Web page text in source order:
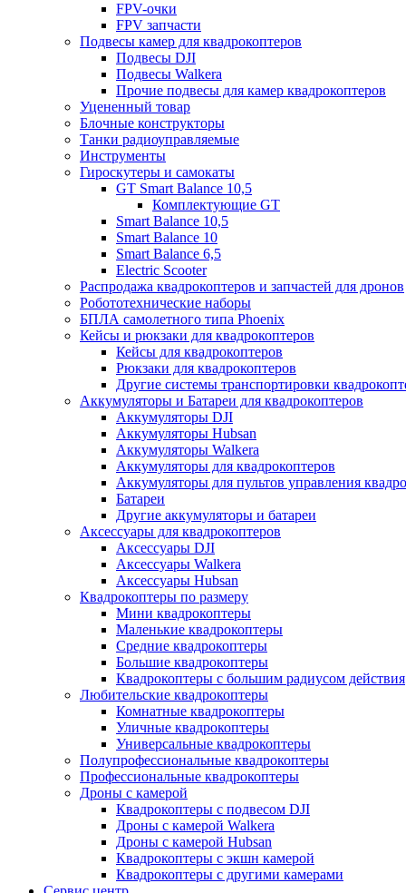
FPV-очки
FPV запчасти
Подвесы камер для квадрокоптеров
Подвесы DJI
Подвесы Walkera
Прочие подвесы для камер квадрокоптеров
Уцененный товар
Блочные конструкторы
Танки радиоуправляемые
Инструменты
Гироскутеры и самокаты
GT Smart Balance 10,5
Комплектующие GT
Smart Balance 10,5
Smart Balance 10
Smart Balance 6,5
Electric Scooter
Распродажа квадрокоптеров и запчастей для дронов
Робототехнические наборы
БПЛА самолетного типа Phoenix
Кейсы и рюкзаки для квадрокоптеров
Кейсы для квадрокоптеров
Рюкзаки для квадрокоптеров
Другие системы транспортировки
Аккумуляторы и Батареи для квадрокоптеров
Аккумуляторы DJI
Аккумуляторы Hubsan
Аккумуляторы Walkera
Аккумуляторы для квадрокоптеров
Аккумуляторы для пультов управления
Батареи
Другие аккумуляторы и батареи
Аксессуары для квадрокоптеров
Аксессуары DJI
Аксессуары Walkera
Аксессуары Hubsan
Квадрокоптеры по размеру
Мини квадрокоптеры
Маленькие квадрокоптеры
Средние квадрокоптеры
Большие квадрокоптеры
Квадрокоптеры с большим радиусом действия
Любительские квадрокоптеры
Комнатные квадрокоптеры
Уличные квадрокоптеры
Универсальные квадрокоптеры
Полупрофессиональные квадрокоптеры
Профессиональные квадрокоптеры
Дроны с камерой
Квадрокоптеры с подвесом DJI
Дроны с камерой Walkera
Дроны с камерой Hubsan
Квадрокоптеры с экшн камерой
Квадрокоптеры с другими камерами